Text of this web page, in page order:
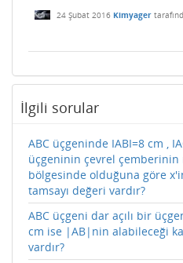
24 Şubat 2016 Kimyager
İlgili sorular
ABC üçgeninde IABI=8 cm ,
üçgeninin çevrel çemberinin
bölgesinde olduğuna göre
tamsayı değeri vardır?
ABC üçgeni dar açılı bir
cm ise |AB|nin alabileceği
vardır?